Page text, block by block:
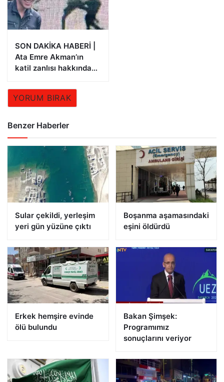
SON DAKİKA HABERİ |
Ata Emre Akman’ın
katil zanlısı hakkında
YORUM BIRAK
Benzer Haberler
Sular çekildi, yerleşim
yeri gün yüzüne çıktı
Boşanma aşamasındaki
eşini öldürdü
Erkek hemşire evinde
ölü bulundu
Bakan Şimşek:
Programımız
sonuçlarını veriyor